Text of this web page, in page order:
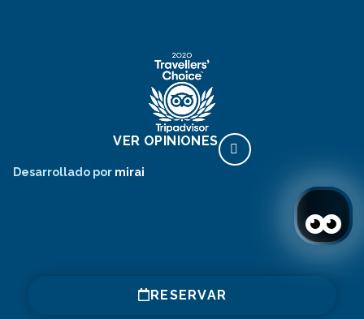
RESERVAR
VER OPINIONES
Desarrollado por mirai